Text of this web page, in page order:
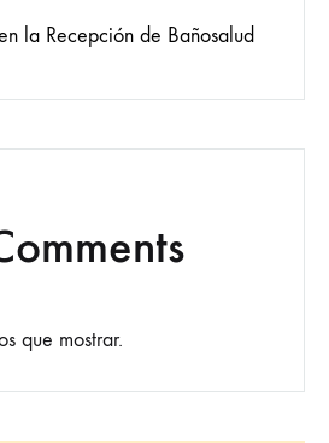
la Recepción de Bañosalud
que mostrar.